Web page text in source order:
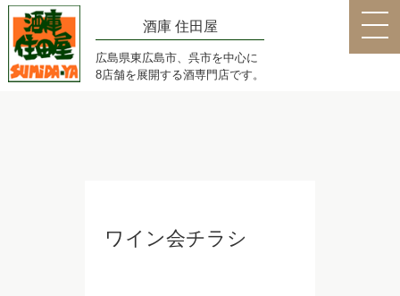
酒庫 住田屋
広島県東広島市、呉市を中心に
8店舗を展開する酒専門店です。
ワイン会チラシ